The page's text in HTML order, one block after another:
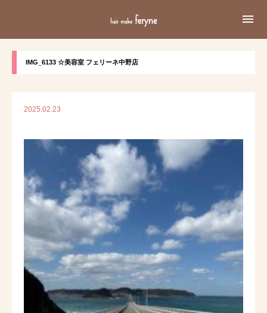

IMG_6133 ☆美容室 フェリーネ中野店
2025.02.23